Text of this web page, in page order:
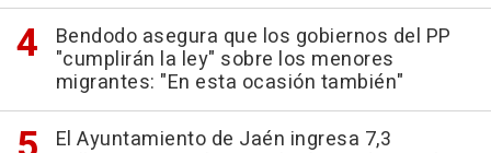
Bendodo asegura que los gobiernos del PP
"cumplirán la ley" sobre los menores
migrantes: "En esta ocasión también"
El Ayuntamiento de Jaén ingresa 7,3